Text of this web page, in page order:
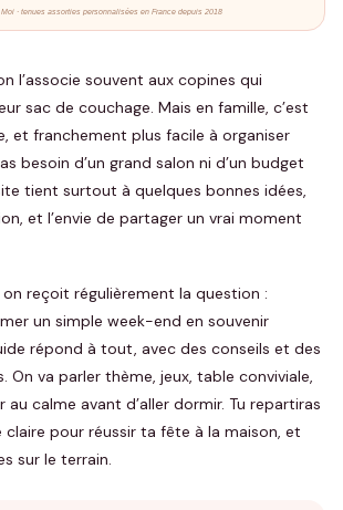
· tenues assorties personnalisées en France depuis 2018
l’associe souvent aux copines qui
sac de couchage. Mais en famille, c’est
et franchement plus facile à organiser
besoin d’un grand salon ni d’un budget
tient surtout à quelques bonnes idées,
et l’envie de partager un vrai moment
reçoit régulièrement la question :
un simple week-end en souvenir
répond à tout, avec des conseils et des
On va parler thème, jeux, table conviviale,
calme avant d’aller dormir. Tu repartiras
claire pour réussir ta fête à la maison, et
sur le terrain.